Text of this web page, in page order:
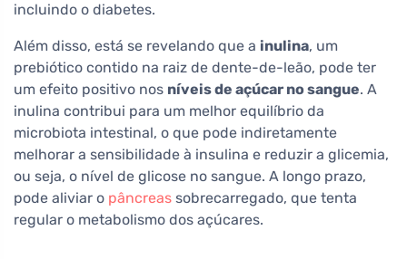
incluindo o diabetes.
Além disso, está se revelando que a inulina, um
prebiótico contido na raiz de dente-de-leão, pode ter
um efeito positivo nos níveis de açúcar no sangue. A
inulina contribui para um melhor equilíbrio da
microbiota intestinal, o que pode indiretamente
melhorar a sensibilidade à insulina e reduzir a glicemia,
ou seja, o nível de glicose no sangue. A longo prazo,
pode aliviar o pâncreas sobrecarregado, que tenta
regular o metabolismo dos açúcares.